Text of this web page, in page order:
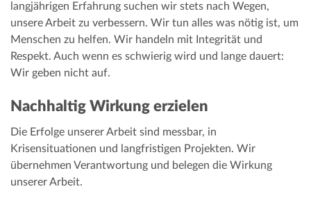
langjährigen Erfahrung suchen wir stets nach Wegen,
unsere Arbeit zu verbessern. Wir tun alles was nötig ist, um
Menschen zu helfen. Wir handeln mit Integrität und
Respekt. Auch wenn es schwierig wird und lange dauert:
Wir geben nicht auf.
Nachhaltig Wirkung erzielen
Die Erfolge unserer Arbeit sind messbar, in
Krisensituationen und langfristigen Projekten. Wir
übernehmen Verantwortung und belegen die Wirkung
unserer Arbeit.